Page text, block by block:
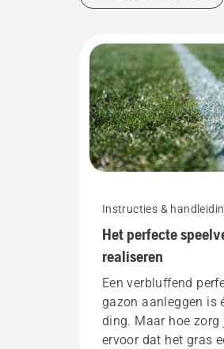
Instructies &
Het perfecte
realiseren
Een verbluffend
gazon aanleggen is
ding. Maar hoe zorg
ervoor dat het gras